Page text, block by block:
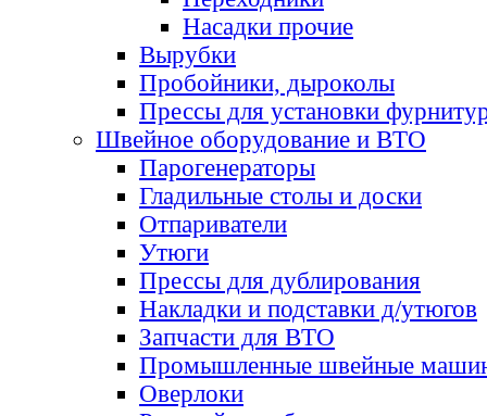
Насадки прочие
Вырубки
Пробойники, дыроколы
Прессы для установки
Швейное оборудование и ВТО
Парогенераторы
Гладильные столы и доски
Отпариватели
Утюги
Прессы для дублирования
Накладки и подставки д/утюгов
Запчасти для ВТО
Промышленные швейные
Оверлоки